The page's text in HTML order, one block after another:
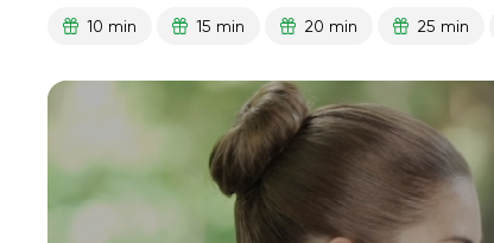
10 min 15 min 20 min 25 min